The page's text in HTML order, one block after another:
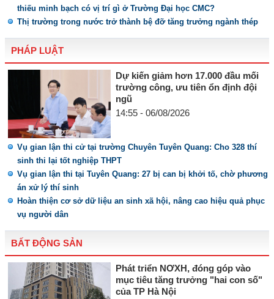
thiếu minh bạch có vị trí gì ở Trường Đại học CMC?
Thị trường trong nước trở thành bệ đỡ tăng trưởng ngành thép
PHÁP LUẬT
Dự kiến giảm hơn 17.000 đầu mối
trường công, ưu tiên ổn định đội
ngũ
14:55 - 06/08/2026
Vụ gian lận thi cử tại trường Chuyên Tuyên Quang: Cho 328 thí
sinh thi lại tốt nghiệp THPT
Vụ gian lận thi tại Tuyên Quang: 27 bị can bị khởi tố, chờ phương
án xử lý thí sinh
Hoàn thiện cơ sở dữ liệu an sinh xã hội, nâng cao hiệu quả phục
vụ người dân
BẤT ĐỘNG SẢN
Phát triển NƠXH, đóng góp vào
mục tiêu tăng trưởng "hai con số"
của TP Hà Nội